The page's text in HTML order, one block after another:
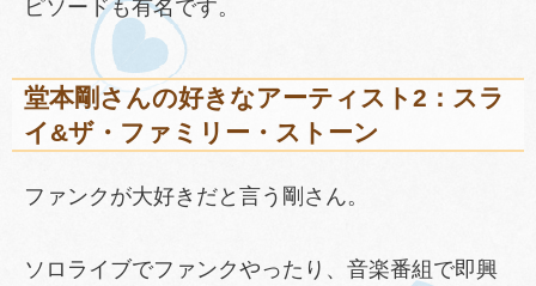
ピソードも有名です。
堂本剛さんの好きなアーティスト2：スラ
イ&ザ・ファミリー・ストーン
ファンクが大好きだと言う剛さん。
ソロライブでファンクやったり、音楽番組で即興